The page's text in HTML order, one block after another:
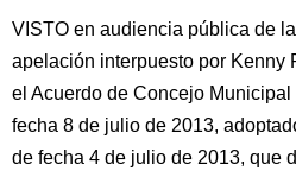
VISTO en audiencia pública de
apelación interpuesto por Kenny
el Acuerdo de Concejo Municipal
fecha 8 de julio de 2013,
de fecha 4 de julio de 2013, que